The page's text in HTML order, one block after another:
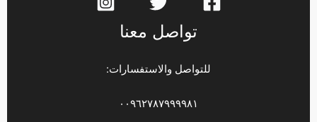
تواصل معنا
للتواصل والاستفسارات:
٠٠٩٦٢٧٨٧٩٩٩٩٨١